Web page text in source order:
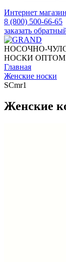
Интернет магазин
8 (800) 500-66-65
заказать
НОСОЧНО-
НОСКИ ОПТОМ
Главная
Женские носки
SCmr1
Женские